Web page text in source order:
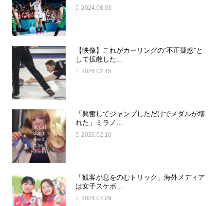
2024.08.03
【映像】これがカーリングの“不正疑惑”と
して拡散した...
2026.02.15
「興奮してジャンプしただけでメダルが壊
れた」ミラノ...
2026.02.10
「観客が息をのむトリック」海外メディア
は女子スケボ...
2024.07.29